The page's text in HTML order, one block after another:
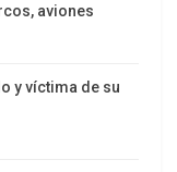
aviones
y víctima de su